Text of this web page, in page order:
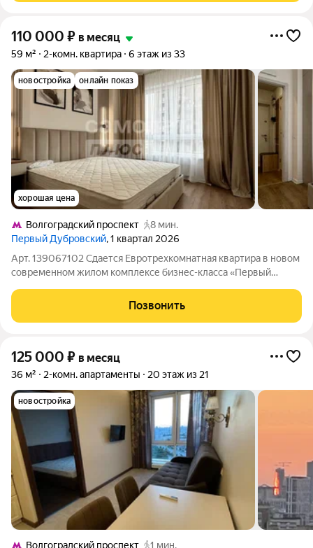
110 000 ₽ в месяц
59 м² 2-комн. квартира 6 этаж из 33
новостройка онлайн показ
хорошая цена
Волгоградский проспект
8 мин.
Первый Дубровский, 1 квартал 2026
Арт. 139067102 Сдается Евротрехкомнатная квартира в новом
современном жилом комплексе бизнес-класса «Первый
Планировка и ремонт: расположена на 12 этаже 33 -х этажного
жилого дома, общая
Позвонить
125 000 ₽ в месяц
36 м² 2-комн. апартаменты 20 этаж из 21
новостройка
Волгоградский проспект 1 мин.